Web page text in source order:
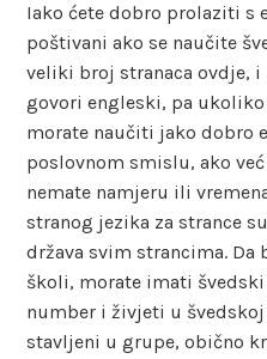
Iako ćete dobro prolaziti s
poštivani ako se naučite
veliki broj stranaca ovdje,
govori engleski, pa
morate naučiti jako dobro
poslovnom smislu, ako
nemate namjeru ili
stranog jezika za strance
država svim strancima.
školi, morate imati švedski
number i živjeti u
stavljeni u grupe, obično